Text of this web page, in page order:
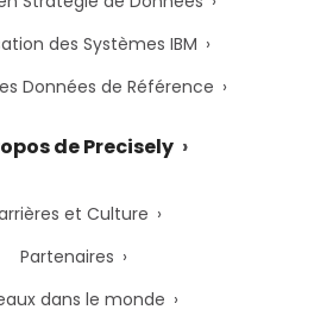
des Systèmes IBM
Données de Référence
de Precisely
et Culture
Partenaires
dans le monde